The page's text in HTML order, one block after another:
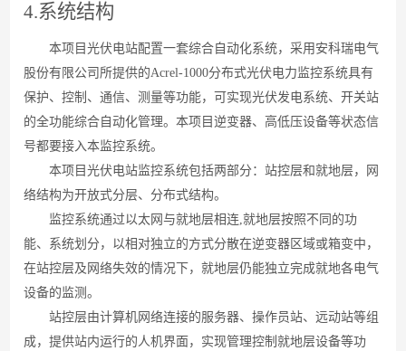
4.系统结构
本项目光伏电站配置一套综合自动化系统，采用安科瑞电气
股份有限公司所提供的Acrel-1000分布式光伏电力监控系统具有
保护、控制、通信、测量等功能，可实现光伏发电系统、开关站
的全功能综合自动化管理。本项目逆变器、高低压设备等状态信
号都要接入本监控系统。
本项目光伏电站监控系统包括两部分：站控层和就地层，网
络结构为开放式分层、分布式结构。
监控系统通过以太网与就地层相连 ,就地层按照不同的功
能、系统划分，以相对独立的方式分散在逆变器区域或箱变中，
在站控层及网络失效的情况下，就地层仍能独立完成就地各电气
设备的监测。
站控层由计算机网络连接的服务器、操作员站、远动站等组
成，提供站内运行的人机界面，实现管理控制就地层设备等功